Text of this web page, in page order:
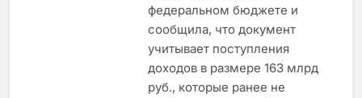
федеральном бюджете и
сообщила, что документ
учитывает поступления
доходов в размере 163 млрд
руб., которые ранее не